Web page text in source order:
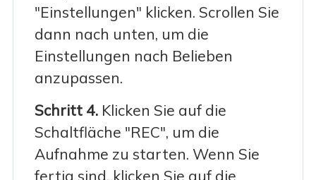
"Einstellungen" klicken. Scrollen Sie
dann nach unten, um die
Einstellungen nach Belieben
anzupassen.
Schritt 4.Klicken Sie auf die
Schaltfläche "REC", um die
Aufnahme zu starten. Wenn Sie
fertig sind, klicken Sie auf die